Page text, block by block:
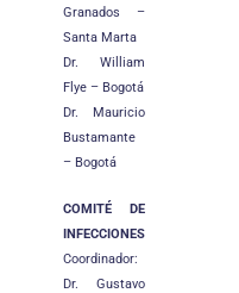
Granados –
Santa Marta
Dr. William
Flye – Bogotá
Dr. Mauricio
Bustamante
– Bogotá
COMITÉ DE
INFECCIONES
Coordinador:
Dr. Gustavo